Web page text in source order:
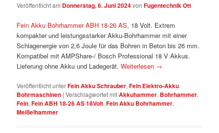
Veröffentlicht am Donnerstag, 6. Juni 2024vonFugentechnik Ott
Fein Akku Bohrhammer ABH 18-26 AS, 18 Volt. Extrem
kompakter und leistungsstarker Akku-Bohrhammer mit einer
Schlagenergie von 2,6 Joule für das Bohren in Beton bis 26 mm.
Kompatibel mit AMPShare-/ Bosch Professional 18 V Akkus.
Lieferung ohne Akku und Ladegerät.Weiterlesen →
Veröffentlicht unterFein Akku Schrauber,Fein Elektro-Akku
Bohrmaschinen |Verschlagwortet mitAkkuhammer, Bohrhammer,
Fein,Fein ABH 18-26 AS 18Volt,Fein Akku Bohrhammer,
Meißelhammer